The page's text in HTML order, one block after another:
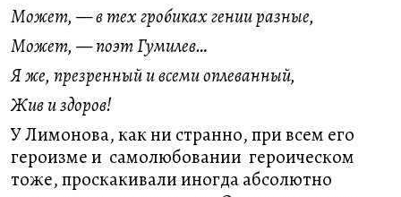
Может, — в тех гробиках гении разные,
Может, — поэт Гумилев…
Я же, презренный и всеми оплеванный,
Жив и здоров!
У Лимонова, как ни странно, при всем его
героизме и самолюбовании героическом
тоже, проскакивали иногда абсолютно